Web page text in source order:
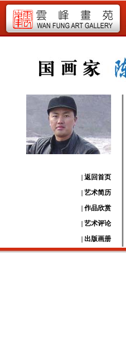
| 返回首页
| 艺术简历
| 作品欣赏
| 艺术评论
| 出版画册